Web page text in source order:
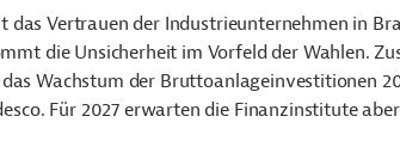
das Vertrauen der Industrieunternehmen in
die Unsicherheit im Vorfeld der Wahlen.
Wachstum der Bruttoanlageinvestitionen
Für 2027 erwarten die Finanzinstitute